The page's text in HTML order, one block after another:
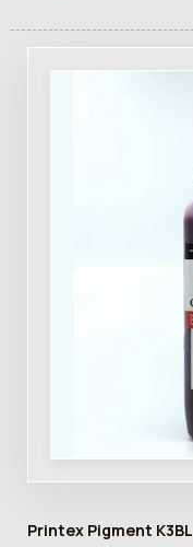
Printex Pigment K3BL